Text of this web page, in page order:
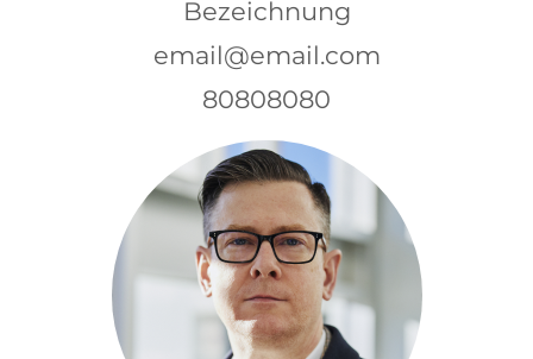
Bezeichnung
email@email.com
80808080